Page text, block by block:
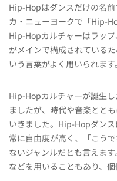
Hip-Hopはダンスだけの名
カ・ニューヨークで「Hip-
Hip-Hopカルチャーはラッ
がメインで構成されている
いう言葉がよく用いられます。
Hip-Hopカルチャーが誕生
ましたが、時代や音楽とと
いきました。Hip-Hopダン
常に自由度が高く、「こう
ないジャンルだとも言えま
などを用いることもあり、